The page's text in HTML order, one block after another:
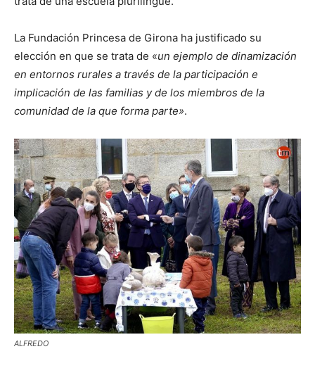
La Fundación Princesa de Girona ha justificado su
elección en que se trata de «un ejemplo de dinamización
en entornos rurales a través de la participación e
implicación de las familias y de los miembros de la
comunidad de la que forma parte».
ALFREDO